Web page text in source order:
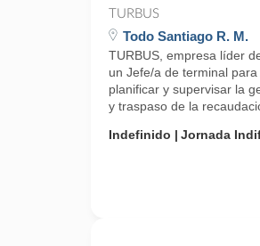
TURBUS
Todo Santiago R. M.
TURBUS, empresa líder
un Jefe/a de terminal
planificar y supervisar la
y traspaso de la
Indefinido
Jornada